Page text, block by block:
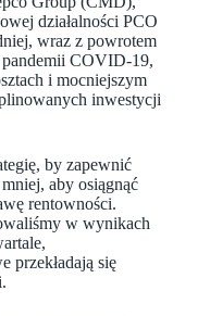
działalności PCO
wraz z powrotem
COVID-19,
i mocniejszym
inwestycji
by zapewnić
aby osiągnąć
rentowności.
w wynikach
przekładają się